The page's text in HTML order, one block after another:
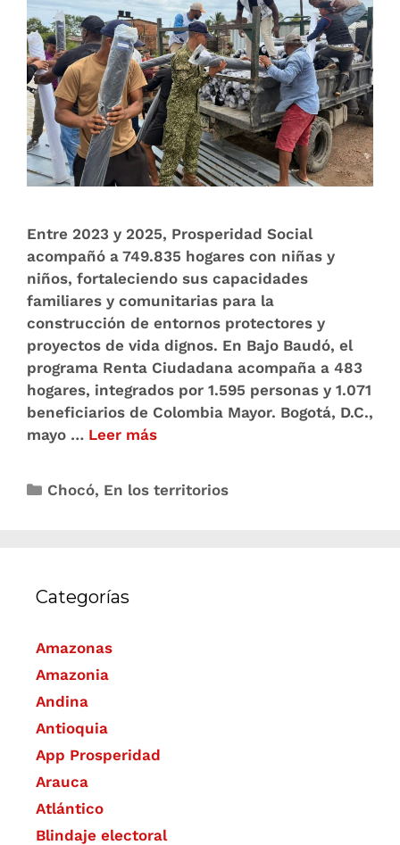
Entre 2023 y 2025, Prosperidad Social
acompañó a 749.835 hogares con niñas y
niños, fortaleciendo sus capacidades
familiares y comunitarias para la
construcción de entornos protectores y
proyectos de vida dignos. En Bajo Baudó, el
programa Renta Ciudadana acompaña a 483
hogares, integrados por 1.595 personas y 1.071
beneficiarios de Colombia Mayor. Bogotá, D.C.,
mayo … Leer más
Chocó, En los territorios
Categorías
Amazonas
Amazonia
Andina
Antioquia
App Prosperidad
Arauca
Atlántico
Blindaje electoral